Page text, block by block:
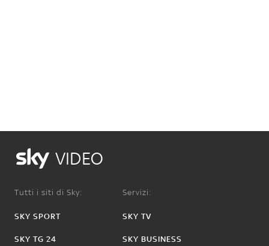
VIDEO
Tutti i siti di Sky:
SKY SPORT
SKY TG 24
Servizi:
SKY TV
SKY BUSINESS